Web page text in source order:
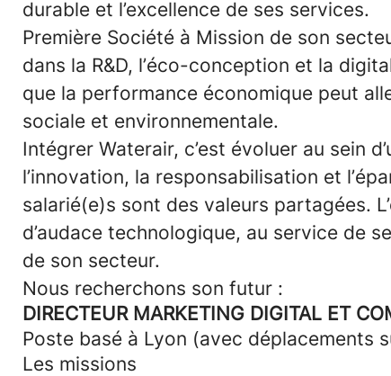
durable et l’excellence de ses services.
Première Société à Mission de son
dans la R&D, l’éco-conception et la
que la performance économique peut
sociale et environnementale.
Intégrer Waterair, c’est évoluer au sein
l’innovation, la responsabilisation et
salarié(e)s sont des valeurs partagées.
d’audace technologique, au service de
de son secteur.
Nous recherchons son futur :
DIRECTEUR MARKETING DIGITAL ET
Poste basé à Lyon (avec déplacements
Les missions